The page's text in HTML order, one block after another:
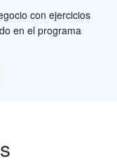
con ejercicios
en el programa